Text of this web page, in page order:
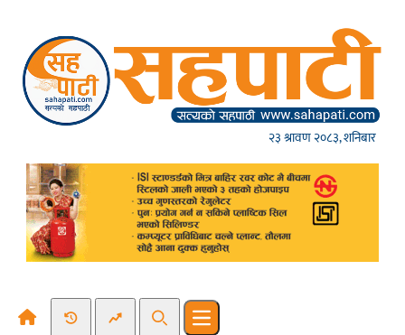
२३ श्रावण २०८३, शनिबार
Recent NewsTrending News
SearchOpen main menu